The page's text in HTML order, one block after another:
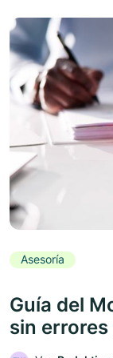
Asesoría
Guía del
sin errores